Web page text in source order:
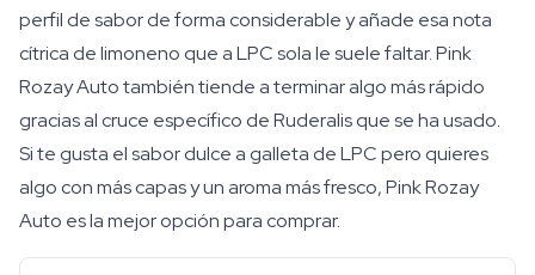
perfil de sabor de forma considerable y añade esa nota
cítrica de limoneno que a LPC sola le suele faltar. Pink
Rozay Auto también tiende a terminar algo más rápido
gracias al cruce específico de Ruderalis que se ha usado.
Si te gusta el sabor dulce a galleta de LPC pero quieres
algo con más capas y un aroma más fresco, Pink Rozay
Auto es la mejor opción para comprar.